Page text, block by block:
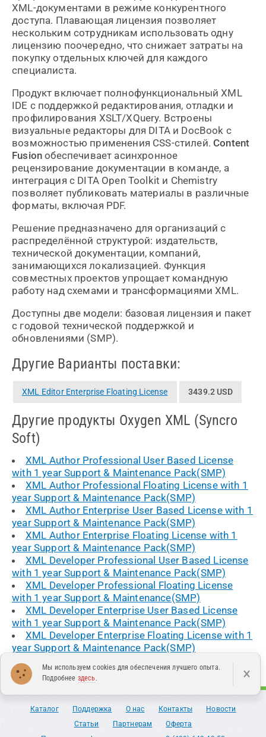
XML-документами в режиме конкурентного
доступа. Плавающая лицензия позволяет
нескольким сотрудникам использовать одну
лицензию поочередно, что снижает затраты на
покупку отдельных ключей для каждого
специалиста.
Продукт включает полнофункциональный XML
IDE с поддержкой редактирования, отладки и
профилирования XSLT/XQuery. Встроены
визуальные редакторы для DITA и DocBook с
возможностью применения CSS-стилей.Content
Fusion обеспечивает асинхронное
рецензирование документации в команде, а
интеграция с DITA Open Toolkit и Chemistry
позволяет публиковать материалы в различные
форматы, включая PDF.
Решение предназначено для организаций с
распределённой структурой: издательств,
технической документации, компаний,
занимающихся локализацией. Функция
совместных проектов упрощает командную
работу над схемами и трансформациями XML.
Доступны две модели: базовая лицензия и пакет
с годовой технической поддержкой и
обновлениями (SMP).
Другие Варианты поставки:
XML Editor Enterprise Floating License 3439.2 USD
Другие продукты Oxygen XML (Syncro
Soft)
XML Author Professional User Based License
with 1 year Support & Maintenance Pack(SMP)
XML Author Professional Floating License with 1
year Support & Maintenance Pack(SMP)
XML Author Enterprise User Based License with 1
year Support & Maintenance Pack(SMP)
XML Author Enterprise Floating License with 1
year Support & Maintenance Pack(SMP)
XML Developer Professional User Based License
with 1 year Support & Maintenance Pack(SMP)
XML Developer Professional Floating License
with 1 year Support & Maintenance(SMP)
XML Developer Enterprise User Based License
with 1 year Support & Maintenance Pack(SMP)
XML Developer Enterprise Floating License with 1
year Support & Maintenance Pack(SMP)
Каталог Поддержка О нас Контакты
Новости
Статьи
Партнерам
Оферта
Мы используем cookies для обеспечения лучшего опыта.
Подробнее здесь. ×